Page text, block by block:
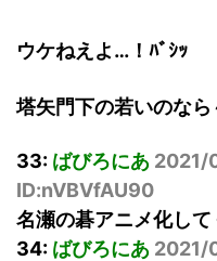
ウケねえよ…！ﾊﾞｼｯ
塔矢門下の若いのなら
33: ばびろにあ 2021/
ID:nVBVfAU90
名瀬の碁アニメ化して
34: ばびろにあ 2021/